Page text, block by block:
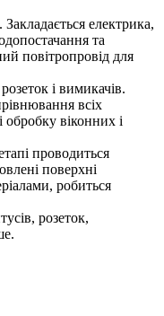
електрика,
та
повітропровід для
і вимикачів.
всіх
віконних і
проводиться
поверхні
робиться
розеток,